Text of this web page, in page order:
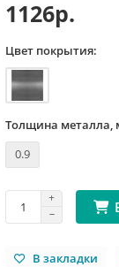
1126р.
Цвет покрытия:
Толщина металла,
0.9
В закладки